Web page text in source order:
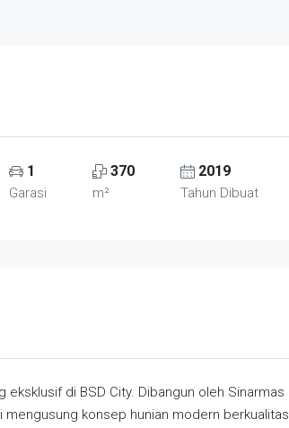
1
Garasi
370
m²
2019
Tahun Dibuat
di BSD City. Dibangun oleh Sinarmas
konsep hunian modern berkualitas